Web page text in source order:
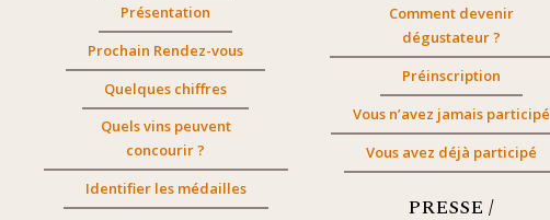
Présentation
Prochain Rendez-vous
Quelques chiffres
Quels vins peuvent
concourir ?
Identifier les médailles
Comment devenir
dégustateur ?
Préinscription
Vous n’avez jamais participé
Vous avez déjà participé
PRESSE /